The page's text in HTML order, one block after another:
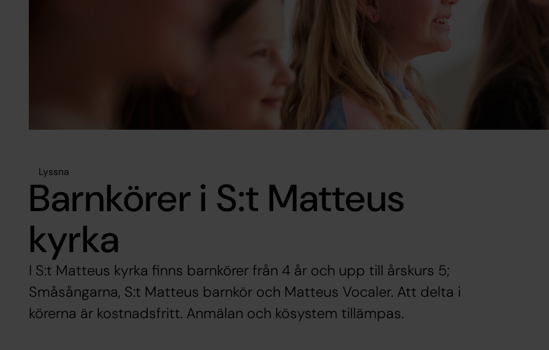
Lyssna
Barnkörer i S:t Matteus
kyrka
I S:t Matteus kyrka finns barnkörer från 4 år och upp till årskurs 5;
Småsångarna, S:t Matteus barnkör och Matteus Vocaler. Att delta i
körerna är kostnadsfritt. Anmälan och kösystem tillämpas.